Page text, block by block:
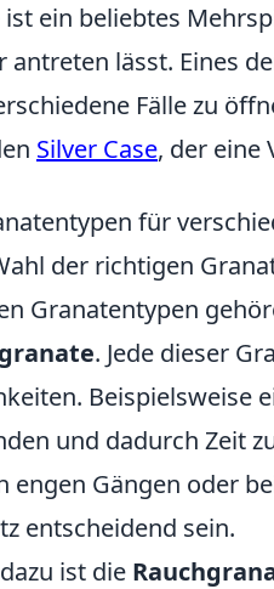
ein beliebtes
antreten lässt. Eines
Fälle zu
Silver Case, der eine
für
der richtigen
Granatentypen
. Jede dieser
Beispielsweise
und dadurch Zeit
engen Gängen oder
entscheidend sein.
ist die